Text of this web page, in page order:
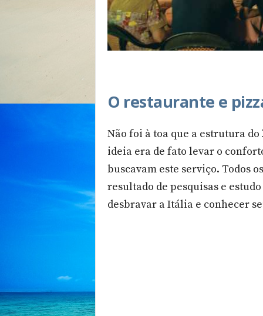
O restaurante e
Não foi à toa que a estrutura do
ideia era de fato levar o
buscavam este serviço. Todos
resultado de pesquisas e
desbravar a Itália e conhecer